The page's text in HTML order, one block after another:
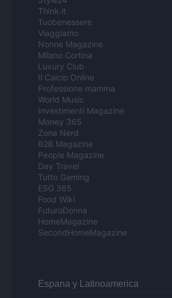
Think.it
Tuobenessere
Viaggiamo
Nonne Magazine
Milano Cortina
Luxury Club
Il Calcio Online
Professione mamma
World Music
Investimenti Magazine
Money 365
Zona Nerd
B2B Magazine
People Magazine
Day Travel
Tutto Gaming
ESG 365
Food Wiki
FuturoDonna
HomeMagazine
SecondHomeMagazine
Espana y Latinoamerica